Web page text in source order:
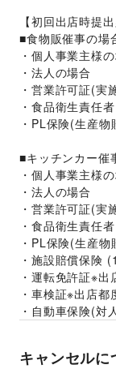
【初回出店時提
■食物販催事の場
・個人事業主様
・法人の場合　
・営業許可証(実
・食品衛生責任者
・PL保険(生産
■キッチンカー催
・個人事業主様
・法人の場合　
・営業許可証(実
・食品衛生責任者
・PL保険(生産
・施設賠償保険
・運転免許証※
・車検証※出店都
・自動車保険(対
キャンセルに